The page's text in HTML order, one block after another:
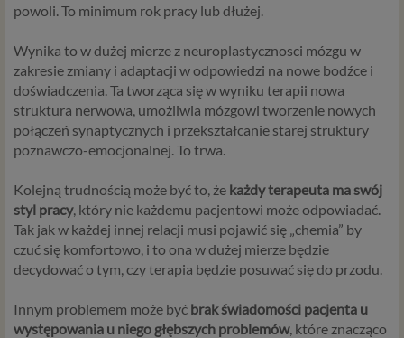
powoli. To minimum rok pracy lub dłużej.
Wynika to w dużej mierze z neuroplastycznosci mózgu w
zakresie zmiany i adaptacji w odpowiedzi na nowe bodźce i
doświadczenia. Ta tworząca się w wyniku terapii nowa
struktura nerwowa, umożliwia mózgowi tworzenie nowych
połączeń synaptycznych i przekształcanie starej struktury
poznawczo-emocjonalnej. To trwa.
Kolejną trudnością może być to, że każdy terapeuta ma swój
styl pracy, który nie każdemu pacjentowi może odpowiadać.
Tak jak w każdej innej relacji musi pojawić się „chemia” by
czuć się komfortowo, i to ona w dużej mierze będzie
decydować o tym, czy terapia będzie posuwać się do przodu.
Innym problemem może być brak świadomości pacjenta u
występowania u niego głębszych problemów, które znacząco